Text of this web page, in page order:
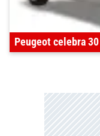
Peugeot celebra